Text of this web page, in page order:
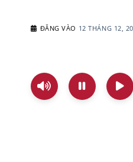
ĐĂNG VÀO 12 THÁNG 12,